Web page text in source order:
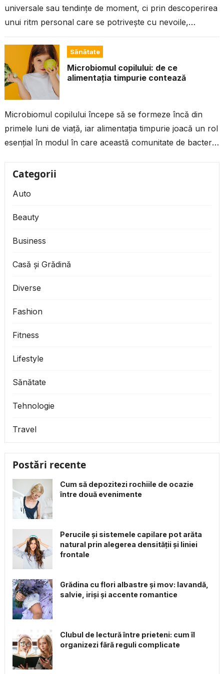
universale sau tendințe de moment, ci prin descoperirea
unui ritm personal care se potrivește cu nevoile,
Sănătate
Microbiomul copilului: de ce
alimentația timpurie contează
Microbiomul copilului începe să se formeze încă din
primele luni de viață, iar alimentația timpurie joacă un rol
esențial în modul în care această comunitate de bacterii
Categorii
Auto
Beauty
Business
Casă și Grădină
Diverse
Fashion
Fitness
Lifestyle
Sănătate
Tehnologie
Travel
Postări recente
Cum să depozitezi rochiile de ocazie
între două evenimente
Perucile și sistemele capilare pot arăta
natural prin alegerea densității și liniei
frontale
Grădina cu flori albastre și mov: lavandă,
salvie, iriși și accente romantice
Clubul de lectură între prieteni: cum îl
organizezi fără reguli complicate